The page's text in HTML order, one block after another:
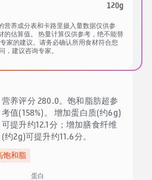
120g
营养成分表和卡路里摄入量数据仅供参
的估算值。 热量计算仅供参考，绝不能替
家的建议。请务必确认所用食材符合您
，建议咨询专家。
营养评分 280.0。饱和脂肪超参
考值(158%)。 增加蛋白质(约6g)
可提升约12.1分；增加膳食纤维
(约2g)可提升约11.6分。
饱和脂
蛋白